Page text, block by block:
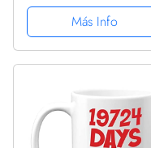
become perfect - 11 oz -
Regalo original y
divertido
Más Info